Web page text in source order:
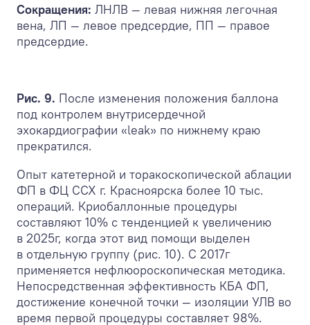
Сокращения: ЛНЛВ — левая нижняя легочная
вена, ЛП — левое предсердие, ПП — правое
предсердие.
Рис. 9. После изменения положения баллона
под контролем внутрисердечной
эхокардиографии «leak» по нижнему краю
прекратился.
Опыт катетерной и торакоскопической аблации
ФП в ФЦ ССХ г. Красноярска более 10 тыс.
операций. Криобаллонные процедуры
составляют 10% с тенденцией к увеличению
в 2025г, когда этот вид помощи выделен
в отдельную группу (рис. 10). С 2017г
применяется нефлюороскопическая методика.
Непосредственная эффективность КБА ФП,
достижение конечной точки — изоляции УЛВ во
время первой процедуры составляет 98%.